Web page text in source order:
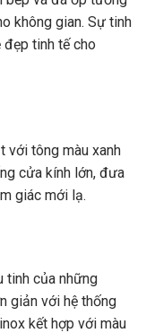
không gian. Sự tinh
đẹp tinh tế cho
với tông màu xanh
cửa kính lớn, đưa
giác mới lạ.
tinh của những
giản với hệ thống
kết hợp với màu